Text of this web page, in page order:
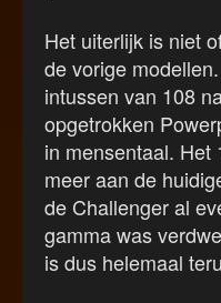
Het uiterlijk is niet
de vorige
intussen van 108
opgetrokken
in mensentaal. Het
meer aan de
de Challenger al
gamma was
is dus helemaal